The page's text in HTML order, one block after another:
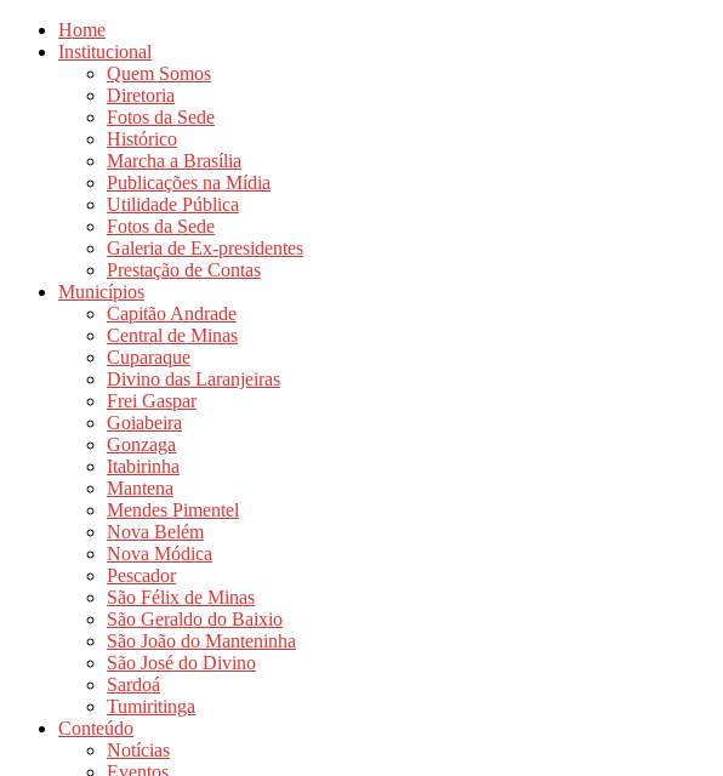
Home
Institucional
Quem Somos
Diretoria
Fotos da Sede
Histórico
Marcha a Brasília
Publicações na Mídia
Utilidade Pública
Fotos da Sede
Galeria de Ex-presidentes
Prestação de Contas
Municípios
Capitão Andrade
Central de Minas
Cuparaque
Divino das Laranjeiras
Frei Gaspar
Goiabeira
Gonzaga
Itabirinha
Mantena
Mendes Pimentel
Nova Belém
Nova Módica
Pescador
São Félix de Minas
São Geraldo do Baixio
São João do Manteninha
São José do Divino
Sardoá
Tumiritinga
Conteúdo
Notícias
Eventos